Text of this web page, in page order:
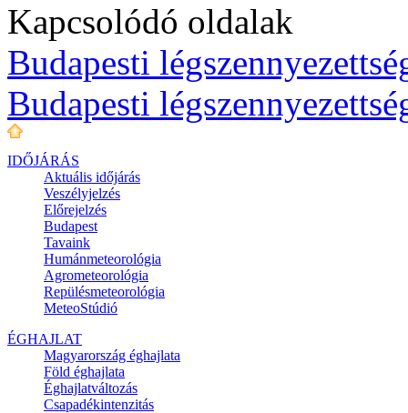
Kapcsolódó oldalak
Budapesti
Budapesti
IDŐJÁRÁS
Aktuális időjárás
Veszélyjelzés
Előrejelzés
Budapest
Tavaink
Humánmeteorológia
Agrometeorológia
Repülésmeteorológia
MeteoStúdió
ÉGHAJLAT
Magyarország éghajlata
Föld éghajlata
Éghajlatváltozás
Csapadékintenzitás